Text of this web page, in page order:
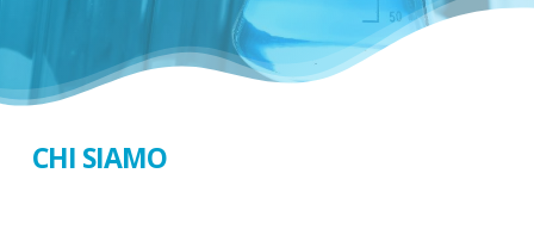
CHI SIAMO